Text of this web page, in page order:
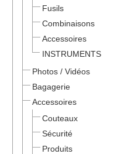
Fusils
Combinaisons
Accessoires
INSTRUMENTS
Photos / Vidéos
Bagagerie
Accessoires
Couteaux
Sécurité
Produits